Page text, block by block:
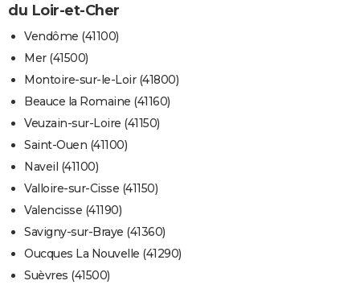
du Loir-et-Cher
Vendôme (41100)
Mer (41500)
Montoire-sur-le-Loir (41800)
Beauce la Romaine (41160)
Veuzain-sur-Loire (41150)
Saint-Ouen (41100)
Naveil (41100)
Valloire-sur-Cisse (41150)
Valencisse (41190)
Savigny-sur-Braye (41360)
Oucques La Nouvelle (41290)
Suèvres (41500)